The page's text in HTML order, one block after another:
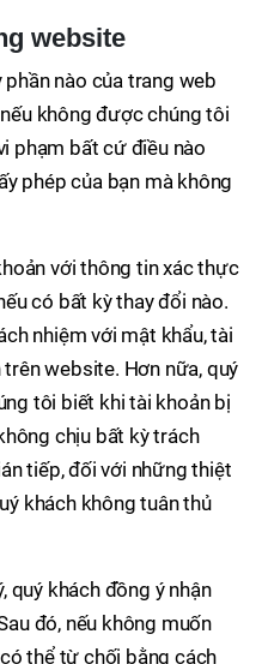
website
nào của trang web
không được chúng tôi
phạm bất cứ điều nào
phép của bạn mà không
với thông tin xác thực
có bất kỳ thay đổi nào.
nhiệm với mật khẩu, tài
website. Hơn nữa, quý
tôi biết khi tài khoản bị
chịu bất kỳ trách
tiếp, đối với những thiệt
khách không tuân thủ
quý khách đồng ý nhận
đó, nếu không muốn
thể từ chối bằng cách